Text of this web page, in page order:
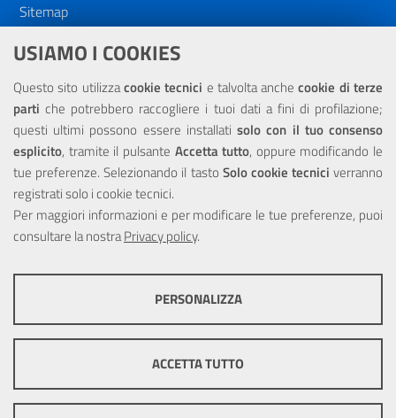
USIAMO I COOKIES
Questo sito utilizzacookie tecnici e talvolta anchecookie di terze
parti che potrebbero raccogliere i tuoi dati a fini di profilazione;
questi ultimi possono essere installatisolo con il tuo consenso
esplicito, tramite il pulsante Accetta tutto, oppure modificando le
tue preferenze. Selezionando il tasto Solo cookie tecnici verranno
registrati solo i cookie tecnici.
Per maggiori informazioni e per modificare le tue preferenze, puoi
consultare la nostraPrivacy policy.
ottimale per ogni utente. Essi non raccolgono i tuoi dati e le tue
informazioni di navigazione per scopi di marketing e profilazione, e
pertanto possono essere utilizzati senza bisogno di acquisire il tuo
PERSONALIZZA
ACCETTA TUTTO
Sitemap
Dichiarazione di accessibilità
NOTE LEGALI
Privacy
Portale realizzato con la partecipazione finanziaria dell'Unione
Europea tramite i fondi del POR Sicilia 2000/2006 Misura 6.05 -